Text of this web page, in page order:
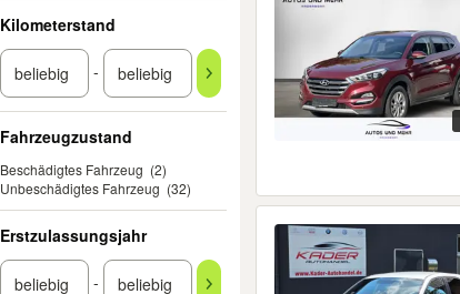
Kilometerstand
-
Fahrzeugzustand
Beschädigtes Fahrzeug (2)
Unbeschädigtes Fahrzeug (32)
Erstzulassungsjahr
-